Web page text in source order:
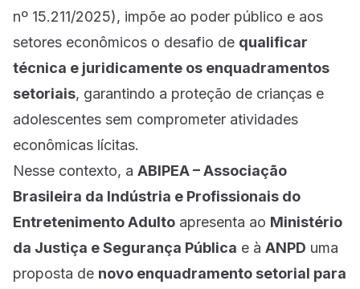
nº 15.211/2025), impõe ao poder público e aos
setores econômicos o desafio de qualificar
técnica e juridicamente os enquadramentos
setoriais, garantindo a proteção de crianças e
adolescentes sem comprometer atividades
econômicas lícitas.
Nesse contexto, a ABIPEA – Associação
Brasileira da Indústria e Profissionais do
Entretenimento Adulto apresenta ao Ministério
da Justiça e Segurança Pública e à ANPD uma
proposta de novo enquadramento setorial para